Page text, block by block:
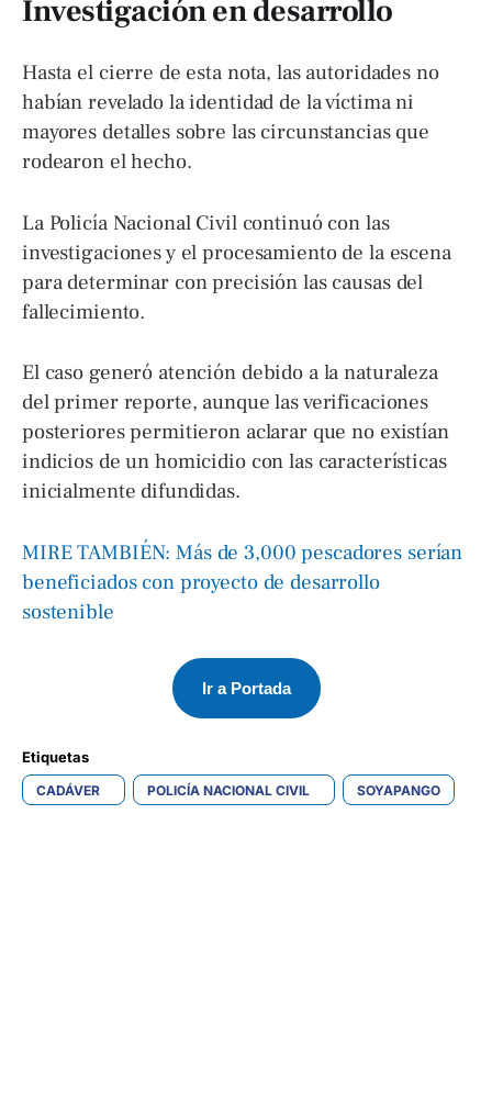
Investigación en desarrollo
Hasta el cierre de esta nota, las autoridades no
habían revelado la identidad de la víctima ni
mayores detalles sobre las circunstancias que
rodearon el hecho.
La Policía Nacional Civil continuó con las
investigaciones y el procesamiento de la escena
para determinar con precisión las causas del
fallecimiento.
El caso generó atención debido a la naturaleza
del primer reporte, aunque las verificaciones
posteriores permitieron aclarar que no existían
indicios de un homicidio con las características
inicialmente difundidas.
MIRE TAMBIÉN: Más de 3,000 pescadores serían
beneficiados con proyecto de desarrollo
sostenible
Ir a Portada
Etiquetas
CADÁVER POLICÍA NACIONAL CIVIL SOYAPANGO